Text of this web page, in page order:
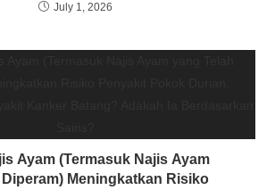
July 1, 2026
Ayam (Termasuk Najis Ayam
Meningkatkan Risiko